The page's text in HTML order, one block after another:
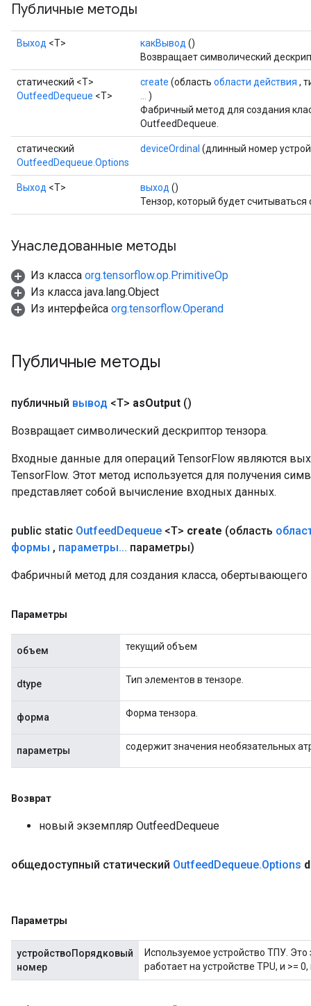
Публичные методы
Выход <Т> какВывод ()
Возвращает символический
статический <T>
OutfeedDequeue <T>
create (область области действия ,
)
Фабричный метод для создания
OutfeedDequeue.
статический
OutfeedDequeue.Options
deviceOrdinal (длинный номер
Выход <Т> выход ()
Тензор, который будет считываться
Унаследованные методы
Из класса org.tensorflow.op.PrimitiveOp
Из класса java.lang.Object
Из интерфейса org.tensorflow.Operand
Публичные методы
публичный вывод <T> asOutput ()
Возвращает символический дескриптор тензора.
Входные данные для операций TensorFlow являются
TensorFlow. Этот метод используется для получения
представляет собой вычисление входных данных.
public static OutfeedDequeue <T> create (область
формы , параметры... параметры)
Фабричный метод для создания класса,
Параметры
объем текущий объем
dtype Тип элементов в тензоре.
форма Форма тензора.
параметры содержит значения необязательных
Возврат
новый экземпляр OutfeedDequeue
общедоступный статический OutfeedDequeue.Options
Параметры
устройствоПорядковый
номер
Используемое устройство ТПУ.
работает на устройстве TPU, и >=